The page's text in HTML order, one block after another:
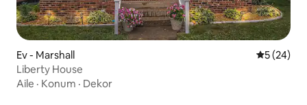
Ev - Marshall 55 (24)
Liberty House
Aile · Konum · Dekor